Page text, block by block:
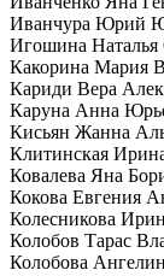
Иванчура Юрий
Игошина Наталья
Какорина Мария
Кариди Вера
Каруна Анна
Кисьян Жанна
Клитинская
Ковалева Яна
Кокова Евгения
Колесникова
Колобов Тарас
Колобова